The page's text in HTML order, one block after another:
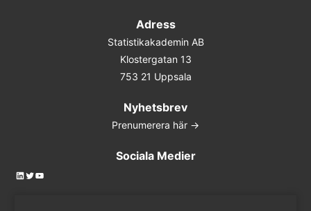
Adress
Statistikakademin AB
Klostergatan 13
753 21 Uppsala
Nyhetsbrev
Prenumerera här ->
Sociala Medier
LinkedIn
Twitter
YouTube